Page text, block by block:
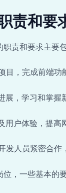
责和要
责和要求主要
目，完成前端功
展，学习和掌握
用户体验，提高
发人员紧密合作
，一些基本的